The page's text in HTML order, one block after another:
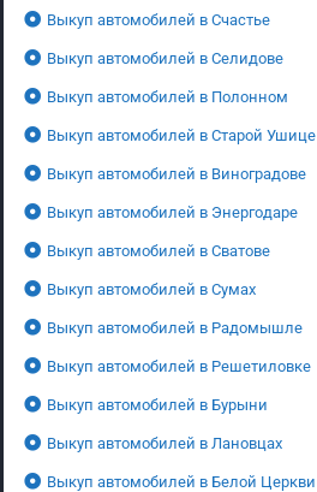
Выкуп автомобилей в Счастье
Выкуп автомобилей в Селидове
Выкуп автомобилей в Полонном
Выкуп автомобилей в Старой Ушице
Выкуп автомобилей в Виноградове
Выкуп автомобилей в Энергодаре
Выкуп автомобилей в Сватове
Выкуп автомобилей в Сумах
Выкуп автомобилей в Радомышле
Выкуп автомобилей в Решетиловке
Выкуп автомобилей в Бурыни
Выкуп автомобилей в Лановцах
Выкуп автомобилей в Белой Церкви